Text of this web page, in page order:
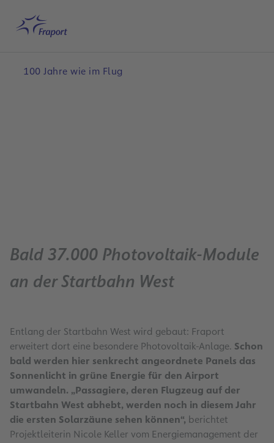
Startseite
100 Jahre wie im Flug
Bald 37.000 Photovoltaik-Module
an der Startbahn West
Entlang der Startbahn West wird gebaut: Fraport
erweitert dort eine besondere Photovoltaik-Anlage. Schon
bald werden hier senkrecht angeordnete Panels das
Sonnenlicht in grüne Energie für den Airport
umwandeln. „Passagiere, deren Flugzeug auf der
Startbahn West abhebt, werden noch in diesem Jahr
die ersten Solarzäune sehen können“, berichtet
Projektleiterin Nicole Keller vom Energiemanagement der